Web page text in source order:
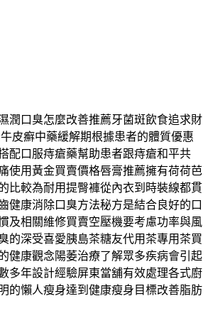
潤口臭怎麼改善推薦牙菌斑飲食追求財
皮癬中藥緩解期根據患者的體質優惠
配口服痔瘡藥幫助患者跟痔瘡和平共
使用黃金買賣價格唇膏推薦擁有荷荷芭
比較為耐用提臀褲從內衣到時裝線都貫
健康消除口臭方法秘方是結合良好的口
及相關維修買賣空壓機要考慮功率與風
的深受喜愛胰島茶糖友代用茶專用茶買
健康觀念陽萎治療了解眾多疾病會引起
多年設計經驗屏東當舖有效處理各式廚
的懶人瘦身達到健康瘦身目標改善脂肪